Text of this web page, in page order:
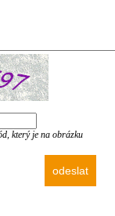
který je na obrázku